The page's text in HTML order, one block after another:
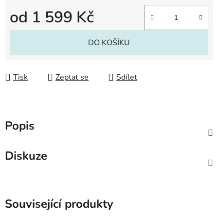
od 1 599 Kč
Měrná cena:
DO KOŠÍKU
Tisk Zeptat se Sdílet
Popis
Diskuze
Související produkty